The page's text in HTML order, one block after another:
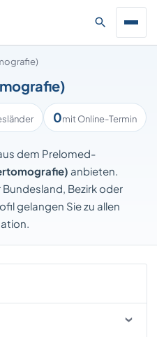
0mit Online-Termin
dem Prelomed-
anbieten.
Bezirk oder
gelangen Sie zu allen